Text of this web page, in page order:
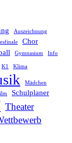
Auszeichnung
Chor
Gymnasium Info
K1 Klima
Mädchen
Schulplaner
Theater